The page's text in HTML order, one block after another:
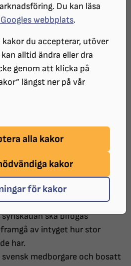
Du kan läsa
webbplats.
kakor du accepterar, utöver
alltid ändra eller dra
genom att klicka på
längst ner på vår
alla kakor
kakor
för kakor
för synskadade.
i syfte att
i andra länder eller
inom
för utlandsresa med syfte
länder eller delta i
handikappidrott i andra
träning.
synskadad med minst 75%.
ska bifogas
av intyget hur stor
har.
svensk medborgare och bosatt